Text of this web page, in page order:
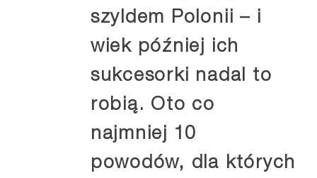
szyldem Polonii – i
wiek później ich
sukcesorki nadal to
robią. Oto co
najmniej 10
powodów, dla których